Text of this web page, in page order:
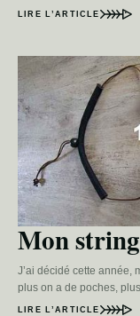
LIRE L’ARTICLE
Mon
J’ai décidé cette année,
plus on a de poches,
LIRE L’ARTICLE